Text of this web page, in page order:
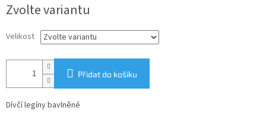
cena:
Zvolte variantu
Velikost
Přidat do košíku
Dívčí legíny bavlněné